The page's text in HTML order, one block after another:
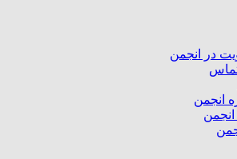
در انجمن
انجمن
انجمن